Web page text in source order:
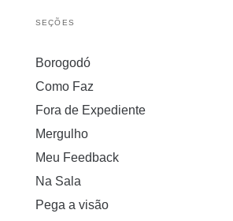
SEÇÕES
Borogodó
Como Faz
Fora de Expediente
Mergulho
Meu Feedback
Na Sala
Pega a visão